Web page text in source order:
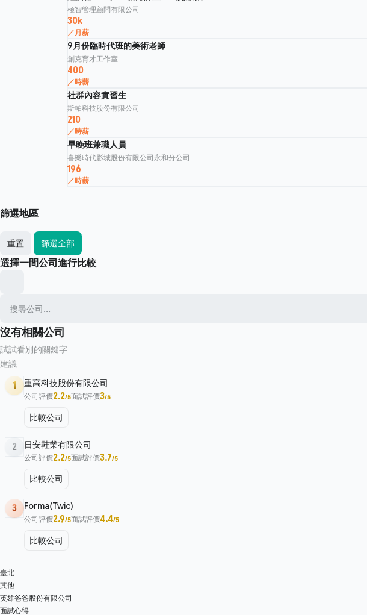
極智管理顧問有限公司
30k
／月薪
9月份臨時代班的美術老師
創克育才工作室
400
／時薪
社群內容實習生
斯帕科技股份有限公司
210
／時薪
早晚班兼職人員
喜樂時代影城股份有限公司永和分公司
196
／時薪
篩選地區
重置 篩選全部
選擇一間公司進行比較
沒有相關公司
試試看別的關鍵字
建議
1 重高科技股份有限公司
公司評價2.2/5面試評價3/5
比較公司
2 日安鞋業有限公司
公司評價2.2/5面試評價3.7/5
比較公司
3 Forma(Twic)
公司評價2.9/5面試評價4.4/5
比較公司
臺北
其他
英雄爸爸股份有限公司
面試心得